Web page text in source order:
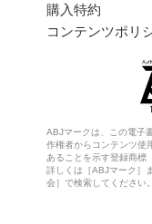
購入特約
コンテンツポリ
ABJマークは、この電子
作権者からコンテンツ使
あることを示す登録商標
詳しくは［ABJマーク］
会］で検索してください。